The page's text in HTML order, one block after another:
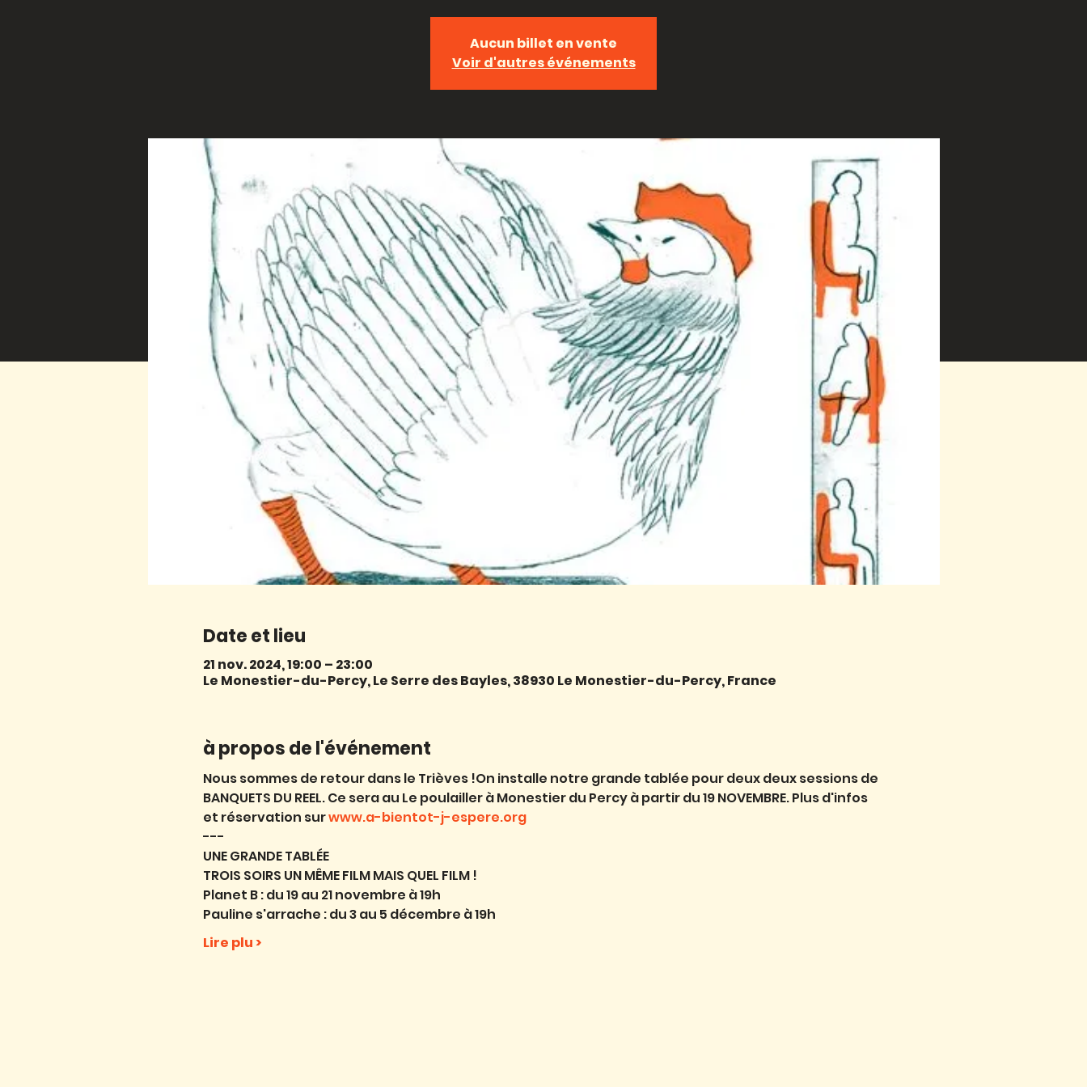
Aucun billet en vente
Voir d'autres événements
Date et lieu
21 nov. 2024, 19:00 – 23:00
Le Monestier-du-Percy, Le Serre des Bayles, 38930 Le Monestier-du-Percy, France
à propos de l'événement
Nous sommes de retour dans le Trièves !On installe notre grande tablée pour deux deux sessions de
BANQUETS DU REEL. Ce sera au Le poulailler à Monestier du Percy à partir du 19 NOVEMBRE. Plus d'infos
et réservation sur www.a-bientot-j-espere.org
---
UNE GRANDE TABLÉE
TROIS SOIRS UN MÊME FILM MAIS QUEL FILM !
Planet B : du 19 au 21 novembre à 19h
Pauline s'arrache : du 3 au 5 décembre à 19h
Lire plu >